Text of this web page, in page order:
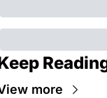
more